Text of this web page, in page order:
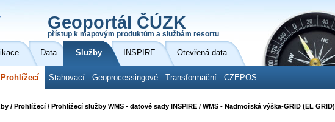
Geoportál ČÚZK
přístup k mapovým produktům a službám resortu
Data Služby INSPIRE Otevřená data
Prohlížecí Stahovací Geoprocessingové Transformační CZEPOS
/ Prohlížecí / Prohlížecí služby WMS - datové sady INSPIRE / WMS - Nadmořská výška-GRID (EL GRID)